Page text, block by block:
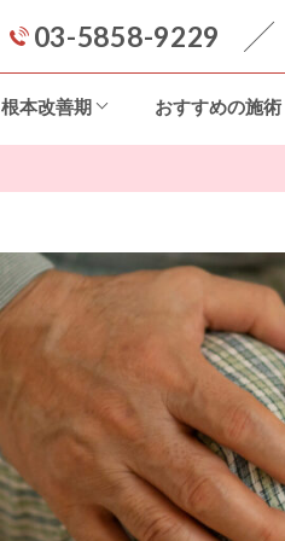
03-5858-9229
根本改善期 おすすめの施術